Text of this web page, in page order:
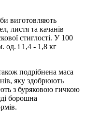
виготовляють
листя та качанів
стиглості. У 100
од. і 1,4 - 1,8 кг
подрібнена маса
яку здобрюють
з буряковою гичкою
борошна